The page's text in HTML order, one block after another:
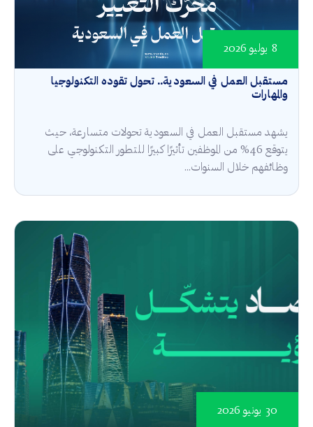
مستقبل العمل في السعودية.. تحول تقوده التكنولوجيا
والمهارات
8 يوليو 2026
يشهد مستقبل العمل في السعودية تحولات متسارعة، حيث
يتوقع 46% من الموظفين تأثيرًا كبيرًا للتطور التكنولوجي على
وظائفهم خلال السنوات...
30 يونيو 2026